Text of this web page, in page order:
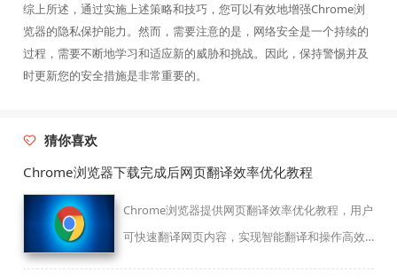
综上所述，通过实施上述策略和技巧，您可以有效地增强Chrome浏
览器的隐私保护能力。然而，需要注意的是，网络安全是一个持续的
过程，需要不断地学习和适应新的威胁和挑战。因此，保持警惕并及
时更新您的安全措施是非常重要的。
猜你喜欢
Chrome浏览器下载完成后网页翻译效率优化教程
Chrome浏览器提供网页翻译效率优化教程，用户
可快速翻译网页内容，实现智能翻译和操作高效